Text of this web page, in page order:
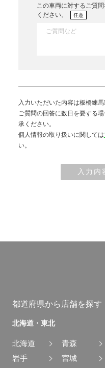
この車両に対するご質
ください。
任意
入力いただいた内容は板橋練馬
ご質問の回答に数日を要する
承ください。
個人情報の取り扱いに関しては
い。
入力内
都道府県から店舗を探す
北海道・東北
北海道
青森
岩手
宮城